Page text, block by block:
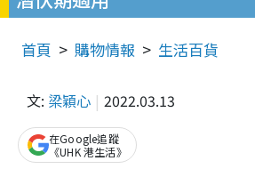
首頁 購物情報 生活百貨
文: 梁穎心 2022.03.13
在Google追蹤
《UHK 港生活》